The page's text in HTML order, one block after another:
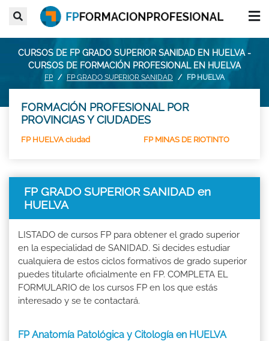
CURSOS DE FP GRADO SUPERIOR SANIDAD EN HUELVA -
CURSOS DE FORMACIÓN PROFESIONAL EN HUELVA
FP FP GRADO SUPERIOR SANIDAD FP HUELVA
FORMACIÓN PROFESIONAL POR
PROVINCIAS Y CIUDADES
FP HUELVA ciudad FP MINAS DE RIOTINTO
FP GRADO SUPERIOR SANIDAD en
HUELVA
LISTADO de cursos FP para obtener el grado superior
en la especialidad de SANIDAD. Si decides estudiar
cualquiera de estos ciclos formativos de grado superior
puedes titularte oficialmente en FP. COMPLETA EL
FORMULARIO de los cursos FP en los que estás
interesado y se te contactará.
FP Anatomía Patológica y Citología en HUELVA